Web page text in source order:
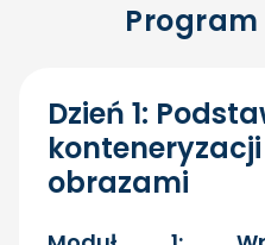
Dzień 1:
obrazami